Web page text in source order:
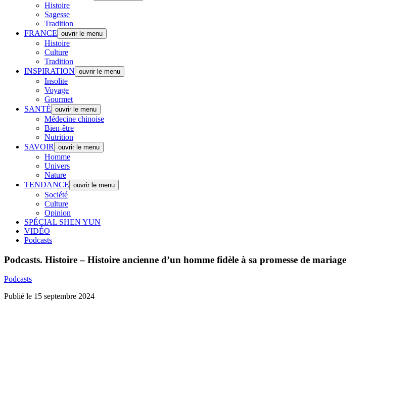
Histoire
Sagesse
Tradition
FRANCE ouvrir le menu
Histoire
Culture
Tradition
INSPIRATION ouvrir le menu
Insolite
Voyage
Gourmet
SANTÉ ouvrir le menu
Médecine chinoise
Bien-être
Nutrition
SAVOIR
ouvrir le menu
Homme
Univers
Nature
TENDANCE ouvrir le menu
Société
Culture
Opinion
SPÉCIAL SHEN YUN
VIDÉO
Podcasts
Podcasts. Histoire – Histoire ancienne d’un homme fidèle à sa promesse de mariage
Podcasts
Publié le 15 septembre 2024